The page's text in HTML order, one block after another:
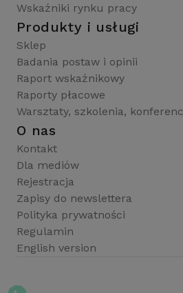
Wskaźniki rynku pracy
Produkty i usługi
Sklep
Badania postaw i opinii
Raport wskaźnikowy
Raporty płacowe
Warsztaty, szkolenia,
O nas
Kontakt
Dla mediów
Rejestracja
Zapisy do newslettera
Polityka prywatności
Regulamin
English version